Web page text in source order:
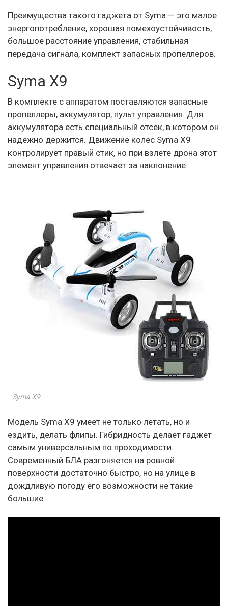
Преимущества такого гаджета от Syma — это малое
энергопотребление, хорошая помехоустойчивость,
большое расстояние управления, стабильная
передача сигнала, комплект запасных пропеллеров.
Syma X9
В комплекте с аппаратом поставляются запасные
пропеллеры, аккумулятор, пульт управления. Для
аккумулятора есть специальный отсек, в котором он
надежно держится. Движение колес Syma X9
контролирует правый стик, но при взлете дрона этот
элемент управления отвечает за наклонение.
Syma X9
Модель Syma X9 умеет не только летать, но и
ездить, делать флипы. Гибридность делает гаджет
самым универсальным по проходимости.
Современный БЛА разгоняется на ровной
поверхности достаточно быстро, но на улице в
дождливую погоду его возможности не такие
большие.